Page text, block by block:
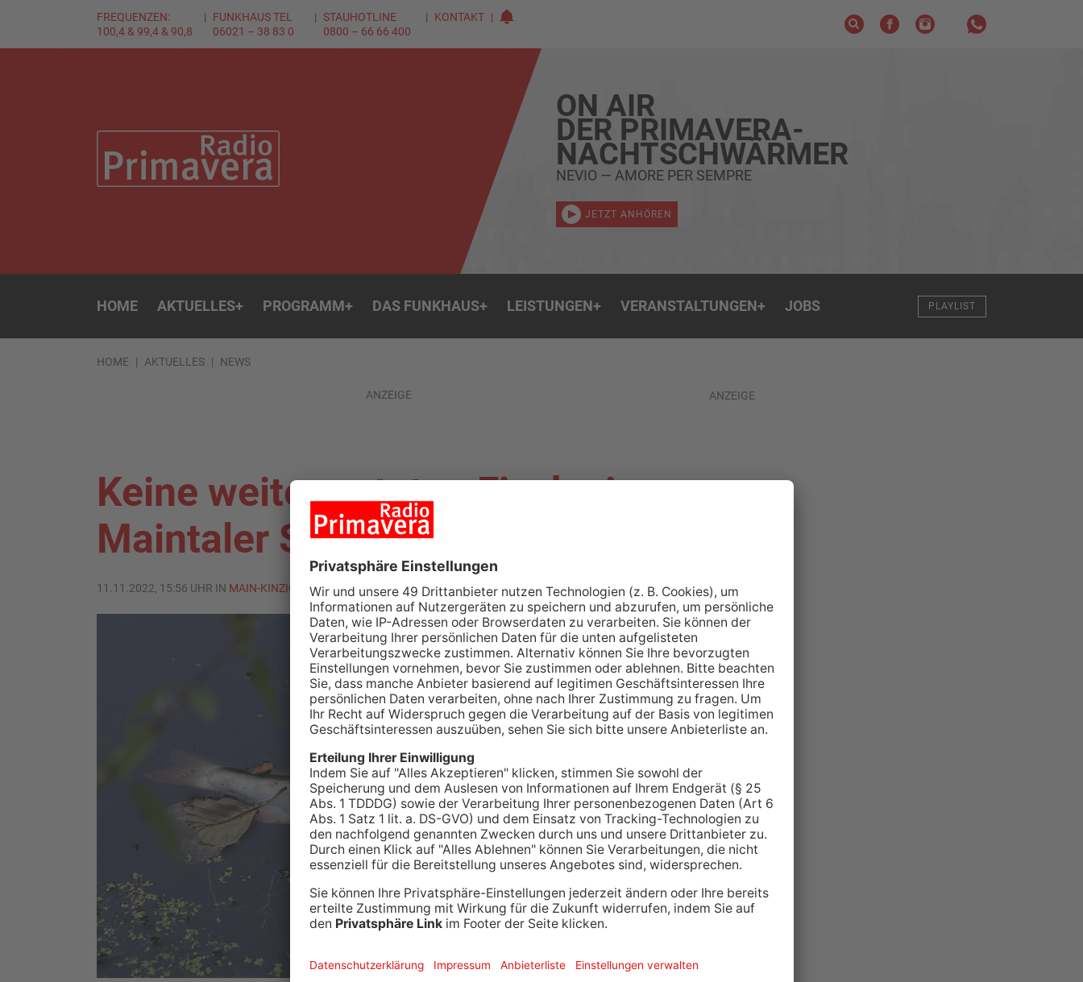
FREQUENZEN:
100,4 & 99,4 & 90,8
FUNKHAUS TEL
06021 – 38 83 0
STAUHOTLINE
0800 – 66 66 400
KONTAKT
ON AIR
DER PRIMAVERA-
NACHTSCHWÄRMER
NEVIO — AMORE PER SEMPRE
JETZT ANHÖREN
HOME AKTUELLES+ PROGRAMM+ DAS FUNKHAUS+ LEISTUNGEN+ VERANSTALTUNGEN+ JOBS PLAYLIST
HOME AKTUELLES NEWS
ANZEIGE
Keine weiteren toten Fische im
Maintaler Surfsee
11.11.2022, 15:56 UHR IN MAIN-KINZIG-KREIS
ANZEIGE